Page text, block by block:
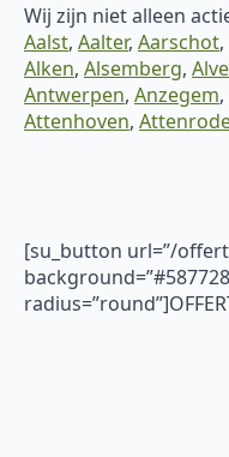
Wij zijn niet alleen
Aalst, Aalter, Aarschot,
Alken, Alsemberg,
Antwerpen, Anzegem,
Attenhoven,
[su_button url=”/